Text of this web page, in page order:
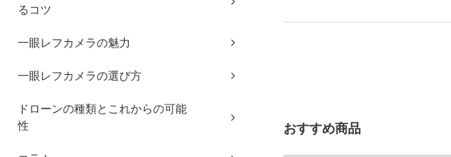
るコツ
一眼レフカメラの魅力
一眼レフカメラの選び方
ドローンの種類とこれからの可能
性
おすすめ商品